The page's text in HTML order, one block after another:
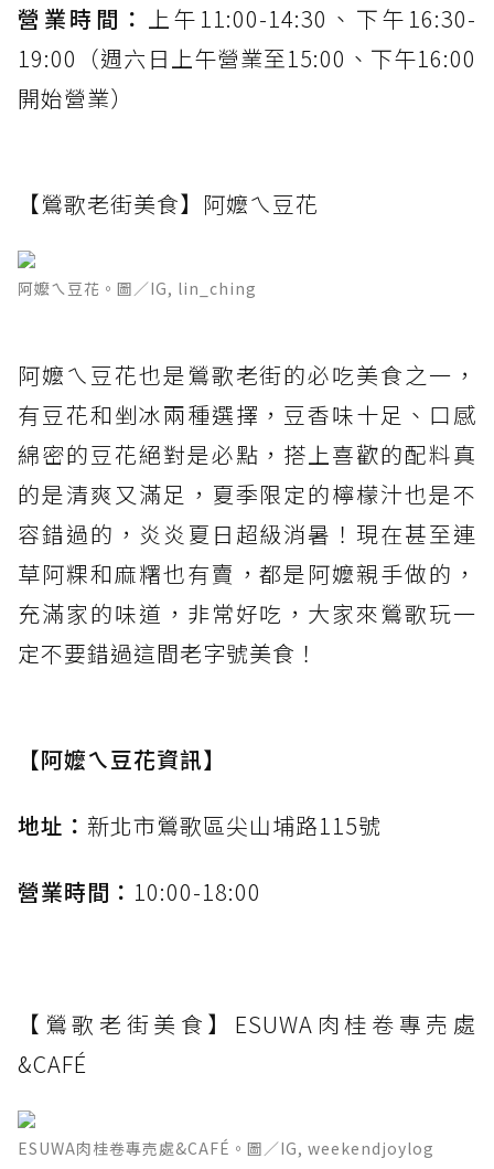
營業時間： 上午11:00-14:30、下午16:30-
19:00（週六日上午營業至15:00、下午16:00
開始營業）
【鶯歌老街美食】阿嬤ㄟ豆花
阿嬤ㄟ豆花。圖／IG, lin_ching
阿嬤ㄟ豆花也是鶯歌老街的必吃美食之一，
有豆花和剉冰兩種選擇，豆香味十足、口感
綿密的豆花絕對是必點，搭上喜歡的配料真
的是清爽又滿足，夏季限定的檸檬汁也是不
容錯過的，炎炎夏日超級消暑！現在甚至連
草阿粿和麻糬也有賣，都是阿嬤親手做的，
充滿家的味道，非常好吃，大家來鶯歌玩一
定不要錯過這間老字號美食！
【阿嬤ㄟ豆花資訊】
地址： 新北市鶯歌區尖山埔路115號
營業時間： 10:00-18:00
【鶯歌老街美食】ESUWA肉桂卷專売處
&CAFÉ
ESUWA肉桂卷專売處&CAFÉ。圖／IG, weekendjoylog